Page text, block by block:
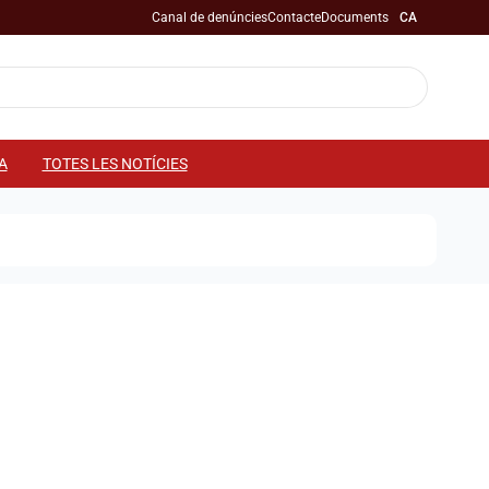
Canal de denúnciesContacteDocuments CA
TOTES LES NOTÍCIES